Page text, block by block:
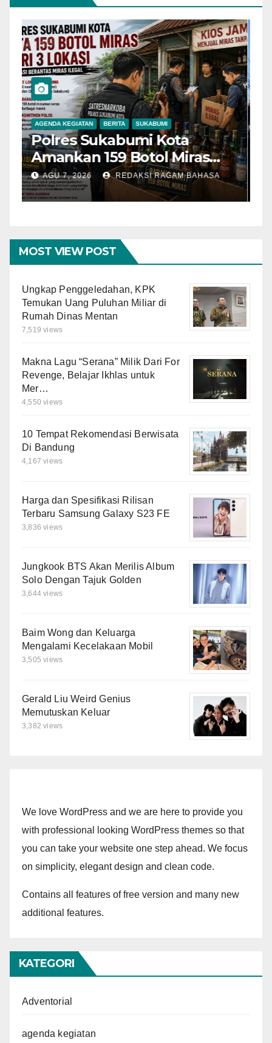
AGENDA KEGIATAN BERITA SUKABUMI
Polres Sukabumi Kota
Amankan 159 Botol Miras
Ilegal dari Tiga Lokasi dalam
Operasi Penyakit
Masyarakat
AGU 7, 2026 REDAKSI RAGAM BAHASA
MOST VIEW POST
Ungkap Penggeledahan, KPK
Temukan Uang Puluhan Miliar di
Rumah Dinas Mentan
7,519 views
Makna Lagu “Serana” Milik Dari For
Revenge, Belajar Ikhlas untuk
Mer…
4,550 views
10 Tempat Rekomendasi Berwisata
Di Bandung
4,167 views
Harga dan Spesifikasi Rilisan
Terbaru Samsung Galaxy S23 FE
3,836 views
Jungkook BTS Akan Merilis Album
Solo Dengan Tajuk Golden
3,644 views
Baim Wong dan Keluarga
Mengalami Kecelakaan Mobil
3,505 views
Gerald Liu Weird Genius
Memutuskan Keluar
3,382 views
We love WordPress and we are here to provide you
with professional looking WordPress themes so that
you can take your website one step ahead. We focus
on simplicity, elegant design and clean code.
Contains all features of free version and many new
additional features.
KATEGORI
Adventorial
agenda kegiatan